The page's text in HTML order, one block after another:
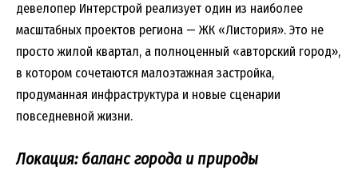
девелопер Интерстрой реализует один из наиболее
масштабных проектов региона — ЖК «Листория». Это не
просто жилой квартал, а полноценный «авторский город»,
в котором сочетаются малоэтажная застройка,
продуманная инфраструктура и новые сценарии
повседневной жизни.
Локация: баланс города и природы